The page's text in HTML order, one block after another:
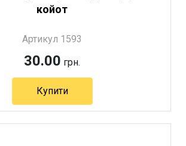
койот
Артикул 1593
30.00 грн.
Купити